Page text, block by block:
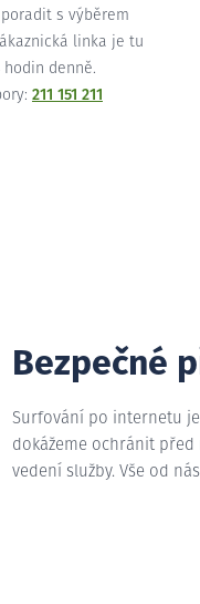
s výběrem
linka je tu
hodin denně.
211 151 211
Bezpečné
Surfování po internetu
dokážeme ochránit před
vedení služby. Vše od nás